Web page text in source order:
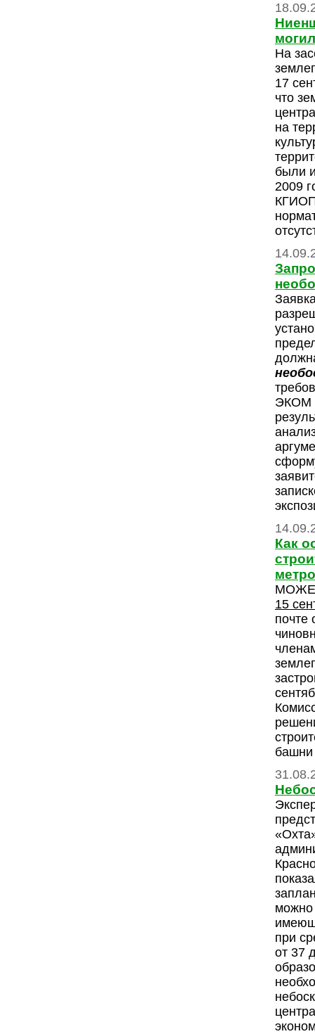
На
17
что
на
были
2009
ЭКОМ
Как
15
почте
башни
можно
при
от 37